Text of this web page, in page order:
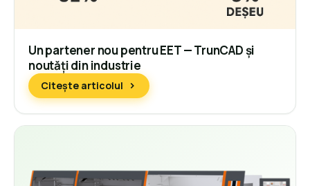
Un partener nou pentru EET — TrunCAD și
noutăți din industrie
Citește articolul